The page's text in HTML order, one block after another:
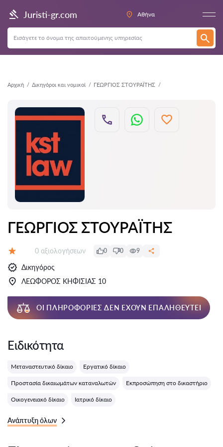
Juristi-gr.com Αθήνα
Αρχική Δικηγόροι και νομικοί ΓΕΩΡΓΙΟΣ ΣΤΟΥΡΑΪΤΗΣ
Πίσω
ΓΕΩΡΓΙΟΣ ΣΤΟΥΡΑΪΤΗΣ
Αξιολογήσεις:
0 αξιολογήσεων 0 0 9
Δικηγόρος
ΛΕΩΦΟΡΟΣ ΚΗΦΙΣΙΑΣ 10
ΟΙ ΠΛΗΡΟΦΟΡΊΕΣ ΔΕΝ ΈΧΟΥΝ ΕΠΑΛΗΘΕΥΤΕΊ
Ειδικότητα
Μεταναστευτικό δίκαιο Εργατικό δίκαιο
Προστασία δικαιωμάτων καταναλωτών Εκπροσώπηση στο δικαστήριο
Οικογενειακό δίκαιο Ιατρικό δίκαιο
Ανάπτυξη όλων